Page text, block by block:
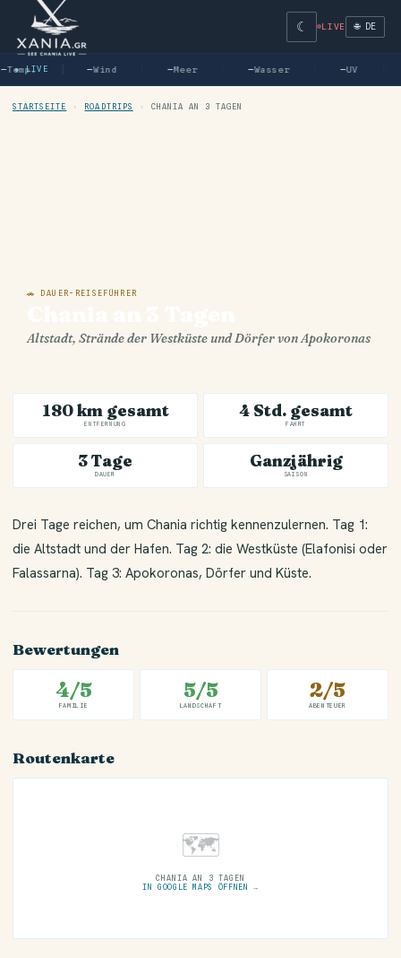
☾ LIVE 🌐 DE
● LIVE
Temp. —Wind —Meer —Wasser —UV
STARTSEITE › ROADTRIPS › CHANIA AN 3 TAGEN
🚗 DAUER-REISEFÜHRER
Altstadt, Strände der Westküste und Dörfer von Apokoronas
180 km gesamt
ENTFERNUNG
4 Std. gesamt
FAHRT
3 Tage
DAUER
Ganzjährig
SAISON
Drei Tage reichen, um Chania richtig kennenzulernen. Tag 1:
die Altstadt und der Hafen. Tag 2: die Westküste (Elafonisi oder
Falassarna). Tag 3: Apokoronas, Dörfer und Küste.
Bewertungen
4/5
FAMILIE
5/5
LANDSCHAFT
2/5
ABENTEUER
Routenkarte
🗺
CHANIA AN 3 TAGEN
IN GOOGLE MAPS ÖFFNEN →